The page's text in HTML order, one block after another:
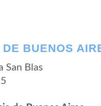
DE BUENOS
San Blas